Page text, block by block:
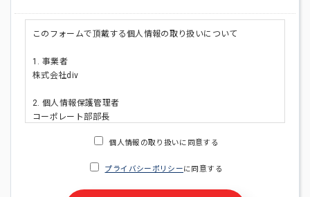
このフォームで頂戴する個人情報の取り扱いについて
1. 事業者
株式会社div
2. 個人情報保護管理者
コーポレート部部長
・ご請求された資料の送付のため
個人情報の取り扱いに同意する
プライバシーポリシーに同意する